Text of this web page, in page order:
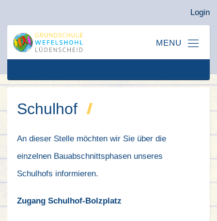
Login
Schulhof
An dieser Stelle möchten wir Sie über die
einzelnen Bauabschnittsphasen unseres
Schulhofs informieren.
Zugang Schulhof-Bolzplatz